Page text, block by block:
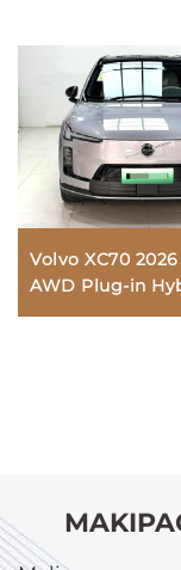
Volvo XC70
AWD Plug-in